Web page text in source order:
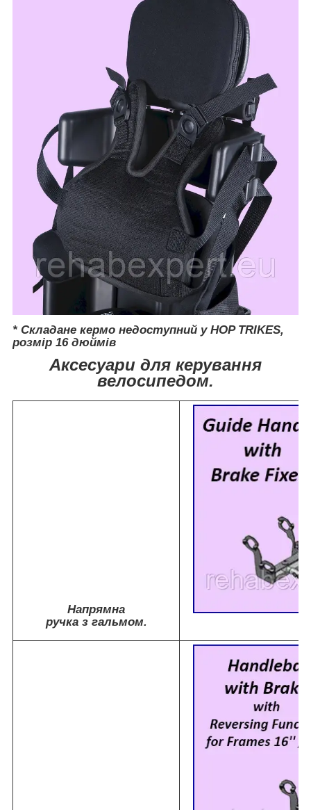
* Складане кермо недоступний у HOP TRIKES,
розмір 16 дюймів
Аксесуари для керування
велосипедом.
Напрямна
ручка з гальмом.